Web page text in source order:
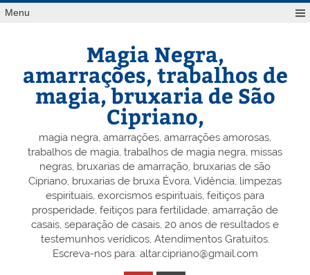
Skip
toMenu
Magia Negra,
amarrações, trabalhos de
magia, bruxaria de São
Cipriano,
magia negra, amarrações, amarrações amorosas,
trabalhos de magia, trabalhos de magia negra, missas
negras, bruxarias de amarração, bruxarias de são
Cipriano, bruxarias de bruxa Évora, Vidência, limpezas
espirituais, exorcismos espirituais, feitiços para
prosperidade, feitiços para fertilidade, amarração de
casais, separação de casais, 20 anos de resultados e
testemunhos verídicos, Atendimentos Gratuitos.
Escreva-nos para: altar.cipriano@gmail.com